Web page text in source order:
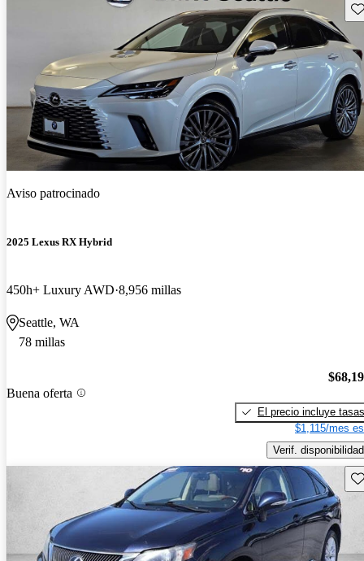
Aviso patrocinado
2025 Lexus RX Hybrid
450h+ Luxury AWD 8,956 millas
Seattle, WA
78 millas
Buena oferta
El precio incluye tasas
$1,115/mes
Verif. disponibilidad